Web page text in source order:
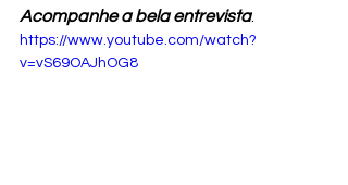
Acompanhe a bela entrevista.
https://www.youtube.com/watch?
v=vS69OAJhOG8